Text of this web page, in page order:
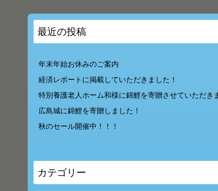
最近の投稿
年末年始お休みのご案内
経済レポートに掲載していただきました！
特別養護老人ホーム和様に錦鯉を寄贈させていただき
広島城に錦鯉を寄贈しました！
秋のセール開催中！！！
カテゴリー